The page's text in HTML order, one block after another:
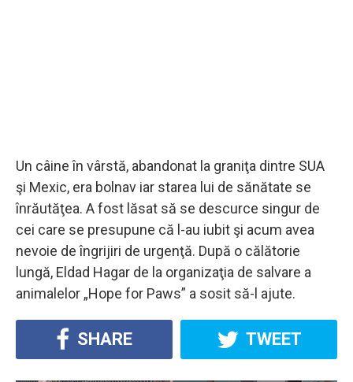
Un câine în vârstă, abandonat la graniţa dintre SUA
şi Mexic, era bolnav iar starea lui de sănătate se
înrăutăţea. A fost lăsat să se descurce singur de
cei care se presupune că l-au iubit şi acum avea
nevoie de îngrijiri de urgenţă. După o călătorie
lungă, Eldad Hagar de la organizaţia de salvare a
animalelor „Hope for Paws” a sosit să-l ajute.
SHARE TWEET